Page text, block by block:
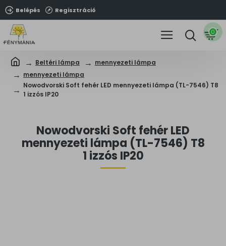
Belépés Regisztráció
0
Beltéri lámpa
mennyezeti lámpa
mennyezeti lámpa
Nowodvorski Soft fehér LED mennyezeti lámpa (TL-7546) T8
1 izzós IP20
Nowodvorski Soft fehér LED
mennyezeti lámpa (TL-7546) T8
1 izzós IP20